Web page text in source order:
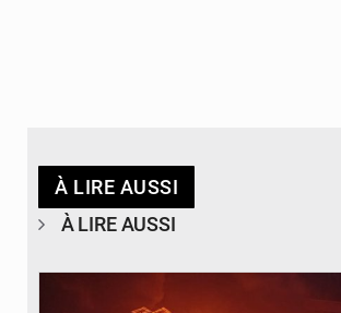
À LIRE AUSSI
À LIRE AUSSI